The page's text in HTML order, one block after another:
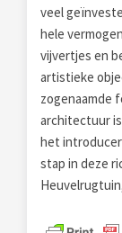
veel
hele
vijvertjes en
artistieke
zogenaamde
architectuur
het
stap in deze